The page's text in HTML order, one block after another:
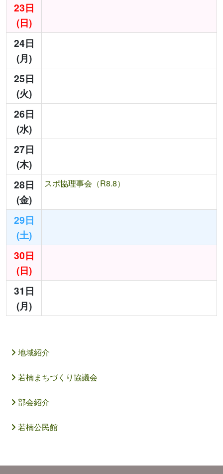
23日
(日)
24日
(月)
25日
(火)
26日
(水)
27日
(木)
28日
(金)
スポ協理事会（R8.8）
29日
(土)
30日
(日)
31日
(月)
地域紹介
若楠まちづくり協議会
部会紹介
若楠公民館